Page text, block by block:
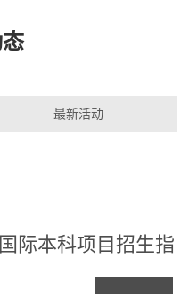
最新活动
际本科项目招生指